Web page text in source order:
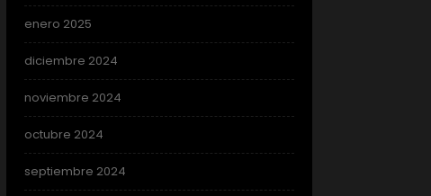
enero 2025
diciembre 2024
noviembre 2024
octubre 2024
septiembre 2024